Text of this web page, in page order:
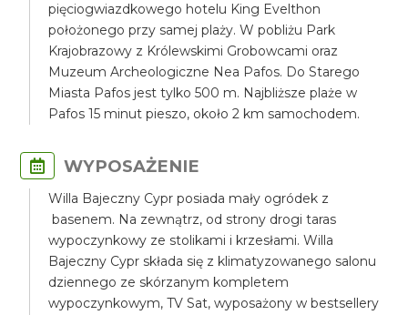
pięciogwiazdkowego hotelu King Evelthon
położonego przy samej plaży. W pobliżu Park
Krajobrazowy z Królewskimi Grobowcami oraz
Muzeum Archeologiczne Nea Pafos. Do Starego
Miasta Pafos jest tylko 500 m. Najbliższe plaże w
Pafos 15 minut pieszo, około 2 km samochodem.
WYPOSAŻENIE
Willa Bajeczny Cypr posiada mały ogródek z
basenem. Na zewnątrz, od strony drogi taras
wypoczynkowy ze stolikami i krzesłami. Willa
Bajeczny Cypr składa się z klimatyzowanego salonu
dziennego ze skórzanym kompletem
wypoczynkowym, TV Sat, wyposażony w bestsellery